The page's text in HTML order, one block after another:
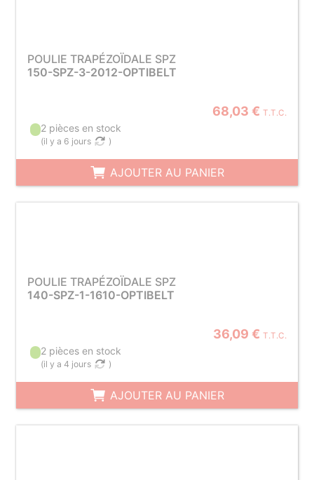
POULIE TRAPÉZOÏDALE SPZ
150-SPZ-3-2012-OPTIBELT
68,03 € T.T.C.
2 pièces en stock
(il y a 6 jours )
AJOUTER AU PANIER
POULIE TRAPÉZOÏDALE SPZ
140-SPZ-1-1610-OPTIBELT
36,09 € T.T.C.
2 pièces en stock
(il y a 4 jours )
AJOUTER AU PANIER